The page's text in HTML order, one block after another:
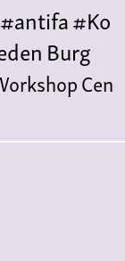
#antifa#Ko
Burg
Cen
#liveKonzert